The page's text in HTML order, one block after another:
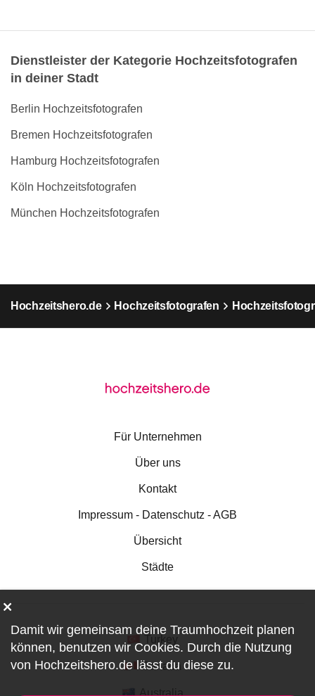
Dienstleister der Kategorie Hochzeitsfotografen
in deiner Stadt
Berlin Hochzeitsfotografen
Bremen Hochzeitsfotografen
Hamburg Hochzeitsfotografen
Köln Hochzeitsfotografen
München Hochzeitsfotografen
Hochzeitshero.de Hochzeitsfotografen
Für Unternehmen
Über uns
Kontakt
Impressum - Datenschutz - AGB
Übersicht
Städte
Canada
Australia
Damit wir gemeinsam deine Traumhochzeit planen
können, benutzen wir Cookies. Durch die Nutzung
von Hochzeitshero.de lässt du diese zu.